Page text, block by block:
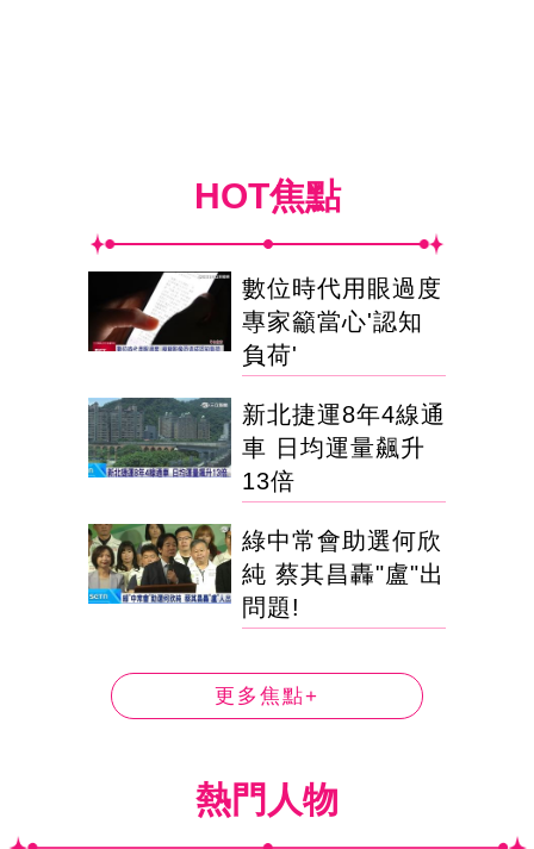
HOT焦點
數位時代用眼過度
專家籲當心'認知
負荷'
新北捷運8年4線通
車 日均運量飆升
13倍
綠中常會助選何欣
純 蔡其昌轟"盧"出
問題!
更多焦點+
熱門人物